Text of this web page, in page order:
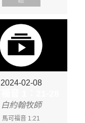
2024-02-08
白約翰牧師
馬可福音 1:21